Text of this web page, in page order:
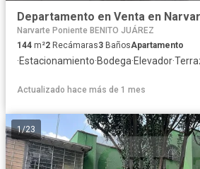
Departamento en Venta en
Narvarte Poniente BENITO JUÁREZ
144 m²2 Recámaras3 BañosApartamento
·Estacionamiento·Bodega·Elevador·
Actualizado hace más de 1 mes
1/23